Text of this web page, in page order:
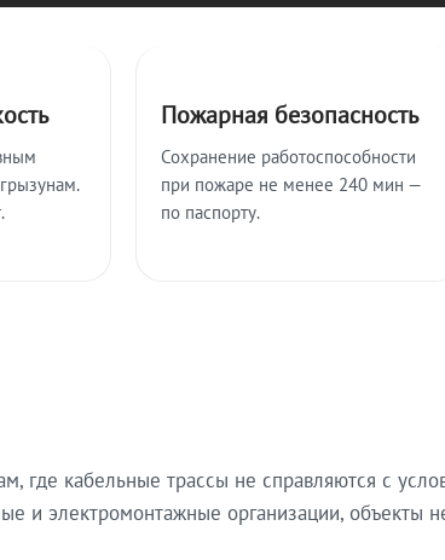
Пожарная безопасность
Сохранение работоспособности
при пожаре не менее 240 мин —
по паспорту.
где кабельные трассы не справляются с
и электромонтажные организации, объекты